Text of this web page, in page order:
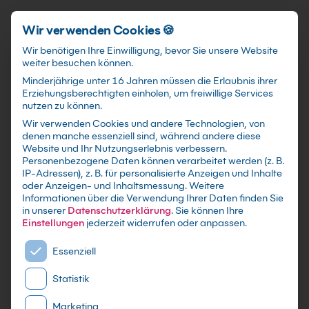
Förderungen training@kebel.de +49 231 5191986 Anmelden
Suchen
Bildungsscheck 2.0 NRWfür
deine berufliche
Weiterbildung in 2026
Wir verwenden Cookies 🍪
Wir benötigen Ihre Einwilligung, bevor Sie unsere Website
weiter besuchen können.
Minderjährige unter 16 Jahren müssen die Erlaubnis ihrer
Erziehungsberechtigten einholen, um freiwillige Services
nutzen zu können.
Wir verwenden Cookies und andere Technologien, von
denen manche essenziell sind, während andere diese
Website und Ihr Nutzungserlebnis verbessern.
Personenbezogene Daten können verarbeitet werden (z. B.
IP-Adressen), z. B. für personalisierte Anzeigen und Inhalte
oder Anzeigen- und Inhaltsmessung.Weitere
Informationen über die Verwendung Ihrer Daten finden Sie
in unserer Datenschutzerklärung.Sie können Ihre
Einstellungen jederzeit widerrufen oder anpassen.
Es folgt eine Liste der Service-Gruppen, für die eine
Essenziell
Statistik
Marketing